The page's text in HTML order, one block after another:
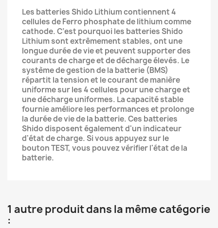
Les batteries Shido Lithium contiennent 4
cellules de Ferro phosphate de lithium comme
cathode. C’est pourquoi les batteries Shido
Lithium sont extrêmement stables, ont une
longue durée de vie et peuvent supporter des
courants de charge et de décharge élevés. Le
système de gestion de la batterie (BMS)
répartit la tension et le courant de manière
uniforme sur les 4 cellules pour une charge et
une décharge uniformes. La capacité stable
fournie améliore les performances et prolonge
la durée de vie de la batterie. Ces batteries
Shido disposent également d'un indicateur
d'état de charge. Si vous appuyez sur le
bouton TEST, vous pouvez vérifier l'état de la
batterie.
1 autre produit dans la même catégorie
: